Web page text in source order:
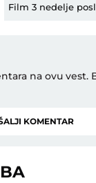
Film 3 nedelje
na ovu vest.
KOMENTAR